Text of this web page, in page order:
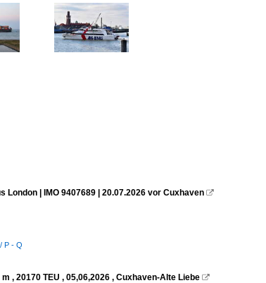
| IMO 9407689 | 20.07.2026 vor Cuxhaven 
P - Q
, 20170 TEU , 05,06,2026 , Cuxhaven-Alte Liebe 